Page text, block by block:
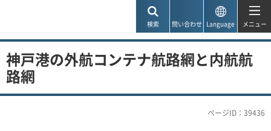
検索 問い合わせ Language メニュー
神戸港の外航コンテナ航路網と内航航
路網
ページID：39436